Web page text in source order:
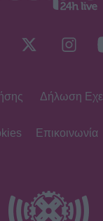
Δήλωση
Επικοινωνία